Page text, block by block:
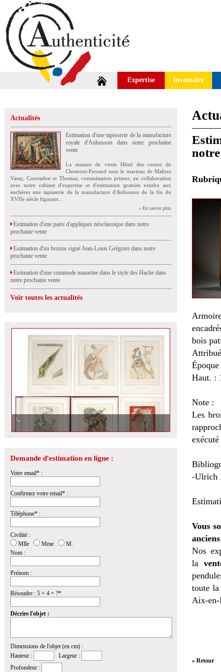
Expertise Inventaire
Actualités
Estimation d'une tapisserie de la manufacture
royale d'Aubusson dans notre prochaine
vente
La maison de vente Hôtel des ventes de
Clermont-Ferrand sous le marteau de Maîtres
Vassy, Courtadon et Thomas, commissaires priseur, en collaboration
avec notre cabinet d'expertise et d'estimation gratuite vendra aux
enchères une tapisserie de la manufacture d'Aubusson de la fin du
XVIIe siècle figurant...
» En savoir plus
Estimation d'une paire d'appliques néoclassique dans notre
prochaine vente
Estimation d'un bronze signé Jean-Louis Grégoire dans notre
prochaine vente
Estimation d'une commode mazarine dans le style des Hache dans
notre prochaine vente
Voir toutes les actualités
Demande d'estimation en ligne :
Votre email* :
Confirmez votre email* :
Téléphone* :
Civilité :
Mlle
Mme
M.
Nom :
Prénom :
Résoudre : 5 + 4 = ?*
Décrire l'objet :
Dimensions de l'objet (en cm) :
Hauteur :
Largeur :
Profondeur :
bois
Haut. :
Note :
Les
-Ulrich
Vous
Nos
la
toute
Aix-en-
» Retour